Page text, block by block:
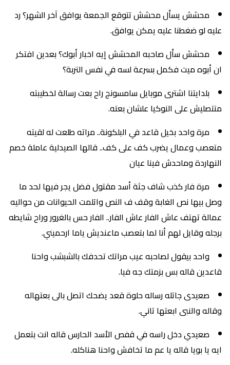
محشش يسأل محشش تتوقع الجمعة يوافق آخر الشهر؟ رد
عليه لو ضغطنا عليه يمكن يوافق.
محشش سأل صاحبه المحشش إيه اخبار أبوك؟ بعدين افتكر
ان أبوه ميت فكمل بسرعة لسه في نفس التربة؟
بلدايتنا اشترى موبايل سامسونج راح بعت رسالة لخطيبته
متتصليش على النوكيا علشان بعته.
مرة واحد بخيل قاعد في البلكونة.. مراته طلعت له لقيته
متعصب وعمال يضرب كف على كف.. قالها الصيدلية عاملة خصم
النهاردة وماحدش فينا عيان
مرة فار كذب شاف جثة أسد مقتول فضل يجر فيها لحد ما
وصل بيها نص الغابة وقف ف النص واتلمت الحيوانات من حواليه
عمالة تهتف عاش الفار عاش الفار.. الفار حس بالغرور وراح شايطه
برجله وقايل لهم أنا لما بتعصب ماعنديش ياما ارحميني.
واحد بيقول لصاحبه عيب مراتك تحدفك بالشبشب واحنا
قاعدين قاله بس بزمتك جه فيا.
صعيدى جاتله رساله حلوة قعد يضحك اتصل بالى بعتهاله
وقاله والنبى ابعتها تاني.
صعيدي دخل راسه في قفص الأسد الحارس قاله انت بتعمل
ايه يا بويا قاله يا عم ما تخافش واحنا هناكله.